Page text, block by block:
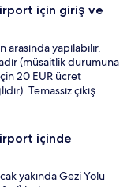
için giriş ve
yapılabilir.
(müsaitlik durumuna
20 EUR ücret
Temassız çıkış
içinde
yakında Gezi Yolu